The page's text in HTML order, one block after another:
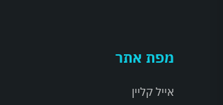
מפת אתר
אייל קליין